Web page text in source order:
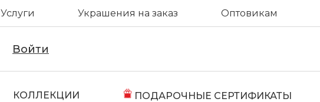
Услуги Украшения на заказ Оптовикам
Войти
КОЛЛЕКЦИИ ПОДАРОЧНЫЕ СЕРТИФИКАТЫ